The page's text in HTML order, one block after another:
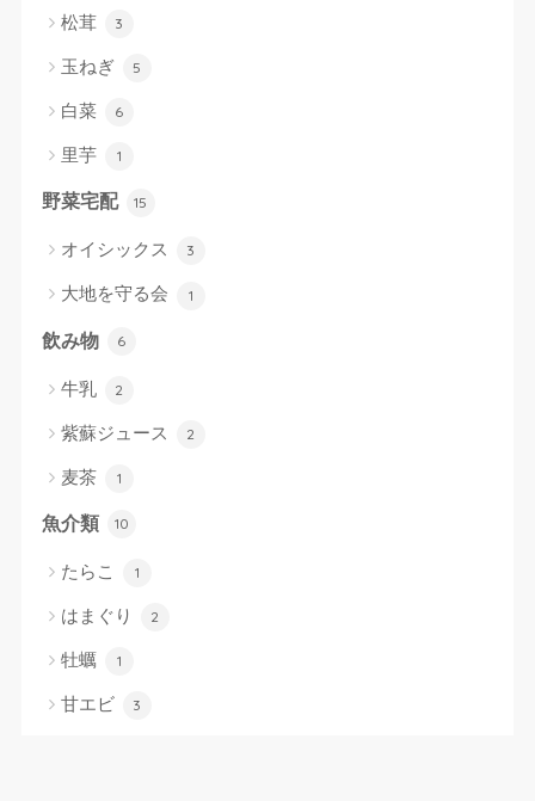
松茸 3
玉ねぎ 5
白菜 6
里芋 1
野菜宅配 15
オイシックス 3
大地を守る会 1
飲み物 6
牛乳 2
紫蘇ジュース 2
麦茶 1
魚介類 10
たらこ 1
はまぐり 2
牡蠣 1
甘エビ 3